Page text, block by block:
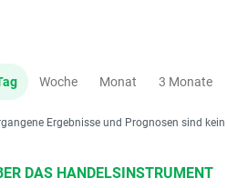
Woche Monat 3 Monate
Ergebnisse und Prognosen sind
DAS HANDELSINSTRUMENT